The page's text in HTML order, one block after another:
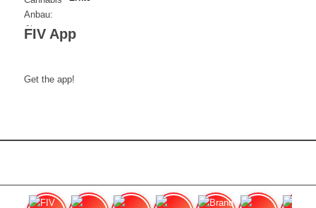
FIV App
Get the app!